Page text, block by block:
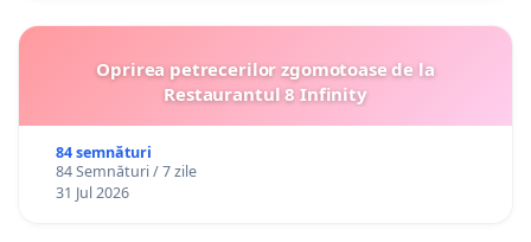
Oprirea petrecerilor zgomotoase de la
Restaurantul 8 Infinity
84 semnături
84 Semnături / 7 zile
31 Jul 2026